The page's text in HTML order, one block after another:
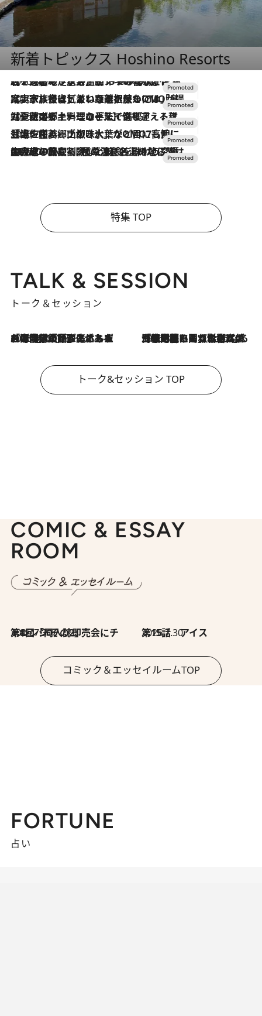
新着トピックス Hoshino Resorts
2026.8.7
【トンボの足水浴】ヒノキの香りに包まれて涼感マックス！約13℃の湧水かけ流しを避暑地「星野温泉 トンボの湯」で体験
2026.7.31
【ホテル帰省】という選択肢をOMOが提案。家族とほどよい距離を保つには「昼は実家、夜は気兼ねなくホテルで！」
2026.7.24
【夏限定ディナーコース】旬を迎える稚鮎や花ズッキーニなどをイタリア・トスカーナの郷土料理の手法で満喫！
2026.7.17
「土佐和ハーブかき氷」がOMO7高知に登場！生姜、山椒、大葉など目にも舌にも涼を呼ぶ郷土の味
2026.7.10
NEW OPEN！【界 草津】名湯の地に誕生。趣の異なる2種の温泉と上州ならではの会席・蕎麦割烹など美食を味わう究極の癒やし旅
特集 TOP
TALK & SESSION
トーク＆セッション
2026.8.3
「今後値上げがあるとすれば…」「リスクがあるのは今年の冬」エネルギー専門家が語る、ホルムズ海峡封鎖が家庭にもたらす“ある心配” 2026.8.3
「住宅建てられない…」「サーチャージ料の高値が続いている」ホルムズ海峡封鎖による影響はいつまで続く？《エネルギー専門家に聞く“どうなる日本の暮らし”》
トーク&セッション TOP
COMIC & ESSAY
ROOM
2026.7.30
第8回「同人誌即売会にチャレンジ その2」 2026.7.30
第15話 アイス
コミック＆エッセイルームTOP
FORTUNE
占い